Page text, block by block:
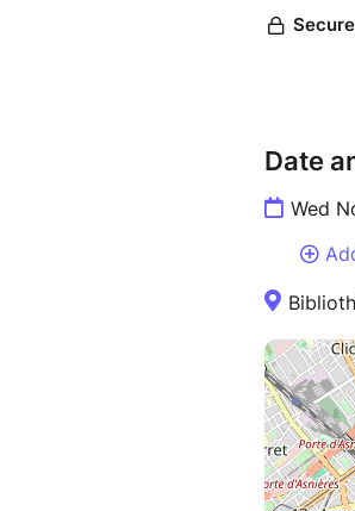
Date
Wed